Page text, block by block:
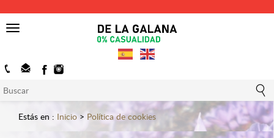
Toggle
Estás en : Inicio > Política de cookies